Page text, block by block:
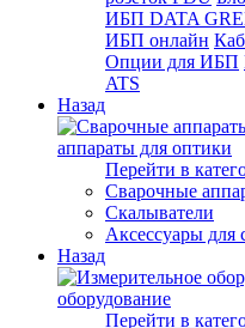
ИБП DATA
ИБП онлайн
Опции для ИБП
ATS
Назад
аппараты для оптики
Перейти в
Сварочные
Скалыватели
Аксессуары для
Назад
оборудование
Перейти в